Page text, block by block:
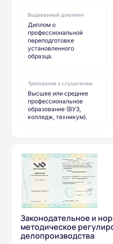
Выдаваемый документ
Диплом о
профессиональной
переподготовке
установленного
образца.
Требования к слушателям
Высшее или среднее
профессиональное
образование (ВУЗ,
колледж, техникум).
Законодательное и
методическое
делопроизводства